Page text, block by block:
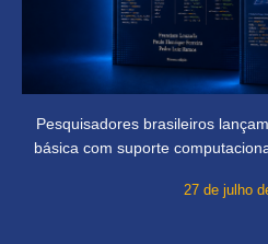
Pesquisadores brasileiros
básica com suporte
27 de julho